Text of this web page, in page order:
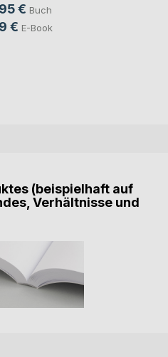
€ Buch
€ E-Book
(beispielhaft auf
Verhältnisse und